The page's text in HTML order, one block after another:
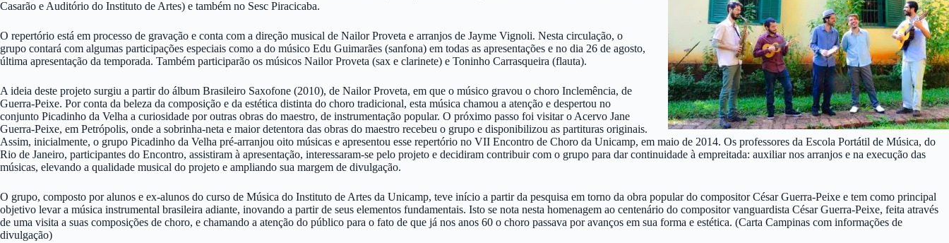
Casarão e Auditório do Instituto de Artes) e também no Sesc Piracicaba.
O repertório está em processo de gravação e conta com a direção musical de Nailor Proveta e arranjos de Jayme Vignoli. Nesta circulação, o
grupo contará com algumas participações especiais como a do músico Edu Guimarães (sanfona) em todas as apresentações e no dia 26 de agosto,
última apresentação da temporada. Também participarão os músicos Nailor Proveta (sax e clarinete) e Toninho Carrasqueira (flauta).
A ideia deste projeto surgiu a partir do álbum Brasileiro Saxofone (2010), de Nailor Proveta, em que o músico gravou o choro Inclemência, de
Guerra-Peixe. Por conta da beleza da composição e da estética distinta do choro tradicional, esta música chamou a atenção e despertou no
conjunto Picadinho da Velha a curiosidade por outras obras do maestro, de instrumentação popular. O próximo passo foi visitar o Acervo Jane
Guerra-Peixe, em Petrópolis, onde a sobrinha-neta e maior detentora das obras do maestro recebeu o grupo e disponibilizou as partituras originais.
Assim, inicialmente, o grupo Picadinho da Velha pré-arranjou oito músicas e apresentou esse repertório no VII Encontro de Choro da Unicamp, em maio de 2014. Os professores da Escola Portátil de Música, do
Rio de Janeiro, participantes do Encontro, assistiram à apresentação, interessaram-se pelo projeto e decidiram contribuir com o grupo para dar continuidade à empreitada: auxiliar nos arranjos e na execução das
músicas, elevando a qualidade musical do projeto e ampliando sua margem de divulgação.
O grupo, composto por alunos e ex-alunos do curso de Música do Instituto de Artes da Unicamp, teve início a partir da pesquisa em torno da obra popular do compositor César Guerra-Peixe e tem como principal
objetivo levar a música instrumental brasileira adiante, inovando a partir de seus elementos fundamentais. Isto se nota nesta homenagem ao centenário do compositor vanguardista César Guerra-Peixe, feita através
de uma visita a suas composições de choro, e chamando a atenção do público para o fato de que já nos anos 60 o choro passava por avanços em sua forma e estética. (Carta Campinas com informações de
divulgação)